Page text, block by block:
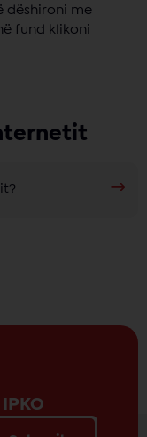
dëshironi me
fund klikoni
IPKO